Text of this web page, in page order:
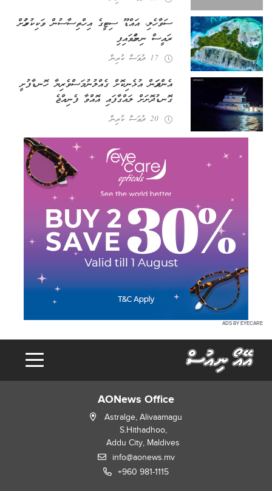
ސަވާހެލި، އައްޑޫ ސިޓީގެ އިހްތިސާސުން ވަކިކުރުމަށް
ރައީސް ނިންމަވައިފި
17 ދުވަސް ކުރިން
އެންދަމަން އުޅެނިކޮށް ގެއްލުނު މަސްވެރިޔާ ހޮނޑާފުށީ
ގޮނޑުދޮށަށް ލައްގާފައި އޮއްވާ ފެނިއްޖެ
20 ދުވަސް ކުރިން
ADS BY EYECARE
AONews Office
Astralge, Alivaamagu
S.Hithadhoo,
Addu City, Maldives
info@aonews.mv
+960 981-1115